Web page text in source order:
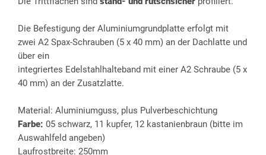
Die Befestigung der Aluminiumgrundplatte erfolgt mit
zwei A2 Spax-Schrauben (5 x 40 mm) an der Dachlatte und
über ein
integriertes Edelstahlhalteband mit einer A2 Schraube (5 x
40 mm) an der Zusatzlatte.
Material: Aluminiumguss, plus Pulverbeschichtung
Farbe: 05 schwarz, 11 kupfer, 12 kastanienbraun (bitte im
Auswahlfeld angeben)
Laufrostbreite: 250mm